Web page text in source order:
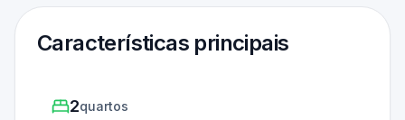
Características principais
2quartos